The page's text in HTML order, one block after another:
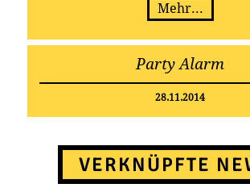
Mehr...
Party Alarm
28.11.2014
VERKNÜPFTE